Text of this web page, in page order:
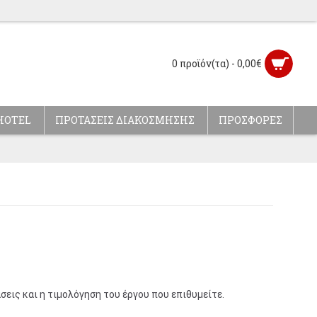
0 προϊόν(τα) - 0,00€
ΠΡΟΤΑΣΕΙΣ ΔΙΑΚΟΣΜΗΣΗΣ ΠΡΟΣΦΟΡΕΣ
και η τιμολόγηση του έργου που επιθυμείτε.